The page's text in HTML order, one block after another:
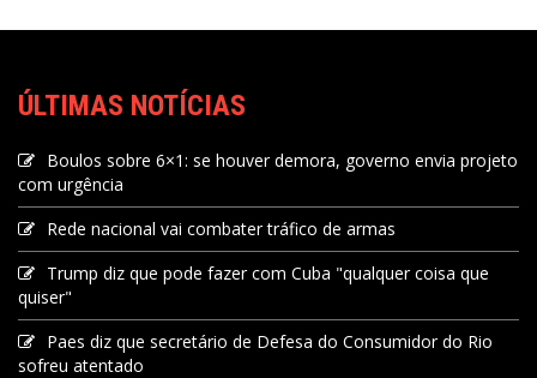
ÚLTIMAS NOTÍCIAS
Boulos sobre 6×1: se houver demora, governo envia projeto
com urgência
Rede nacional vai combater tráfico de armas
Trump diz que pode fazer com Cuba "qualquer coisa que
quiser"
Paes diz que secretário de Defesa do Consumidor do Rio
sofreu atentado